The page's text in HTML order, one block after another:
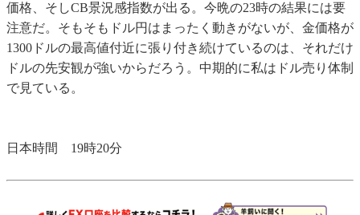
価格、そしCB景況感指数が出る。今晩の23時の結果には要
注意だ。そもそもドル円はまったく動きがないが、金価格が
1300ドルの最高値付近に張り付き続けているのは、それだけ
ドルの先安観が強いからだろう。中期的に私はドル売り体制
で見ている。
日本時間 19時20分